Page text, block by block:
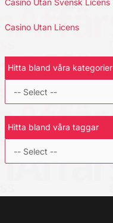
Casino Utan Svensk Licens
Casino Utan Licens
Hitta bland våra kategorier
Hitta bland våra taggar